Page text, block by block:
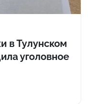
в Тулунском
уголовное